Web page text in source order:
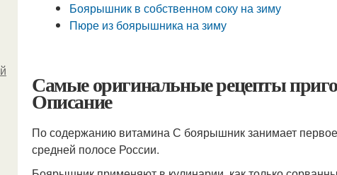
Боярышник в собственном соку на зиму
Пюре из боярышника на зиму
Самые оригинальные рецепты
Описание
По содержанию витамина С боярышник занимает первое
средней полосе России.